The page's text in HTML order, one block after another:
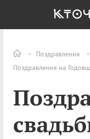
Поздравления
Поздравления на